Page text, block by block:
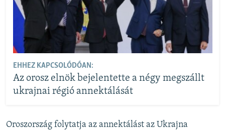
EHHEZ KAPCSOLÓDÓAN:
Az orosz elnök bejelentette a négy megszállt
ukrajnai régió annektálását
Oroszország folytatja az annektálást az Ukrajna